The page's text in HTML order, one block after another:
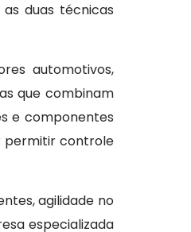
duas técnicas
automotivos,
que combinam
e componentes
permitir controle
agilidade no
especializada